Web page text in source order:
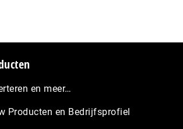
en meer…
Producten en Bedrijfsprofiel